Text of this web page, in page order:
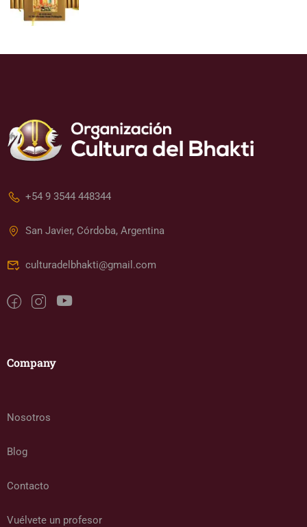
+54 9 3544 448344
San Javier, Córdoba, Argentina
culturadelbhakti@gmail.com
Company
Nosotros
Blog
Contacto
Vuélvete un profesor